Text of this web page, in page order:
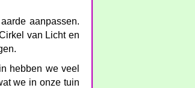
aanpassen.
van Licht en
hebben we veel
we in onze tuin